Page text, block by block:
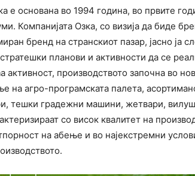
е основана во 1994 година, во првите
Компанијата Озка, со визија да биде
бренд на странскиот пазар, јасно ја
планови и активности да се
активност, производството започна во
на агро-програмската палета,
тешки градежни машини, жетвари,
со висок квалитет на
на абење и во најекстремни